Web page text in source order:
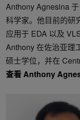
Anthony Agnesina
科学家。他目前的研
应用于 EDA 以及
Anthony 在佐治亚理
硕士学位，并在
查看 Anthony